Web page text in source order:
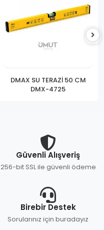
DMAX SU TERAZİ 50 CM
DMX-4725
Güvenli Alışveriş
256-bit SSL ile güvenli ödeme
Birebir Destek
Sorularınız için buradayız